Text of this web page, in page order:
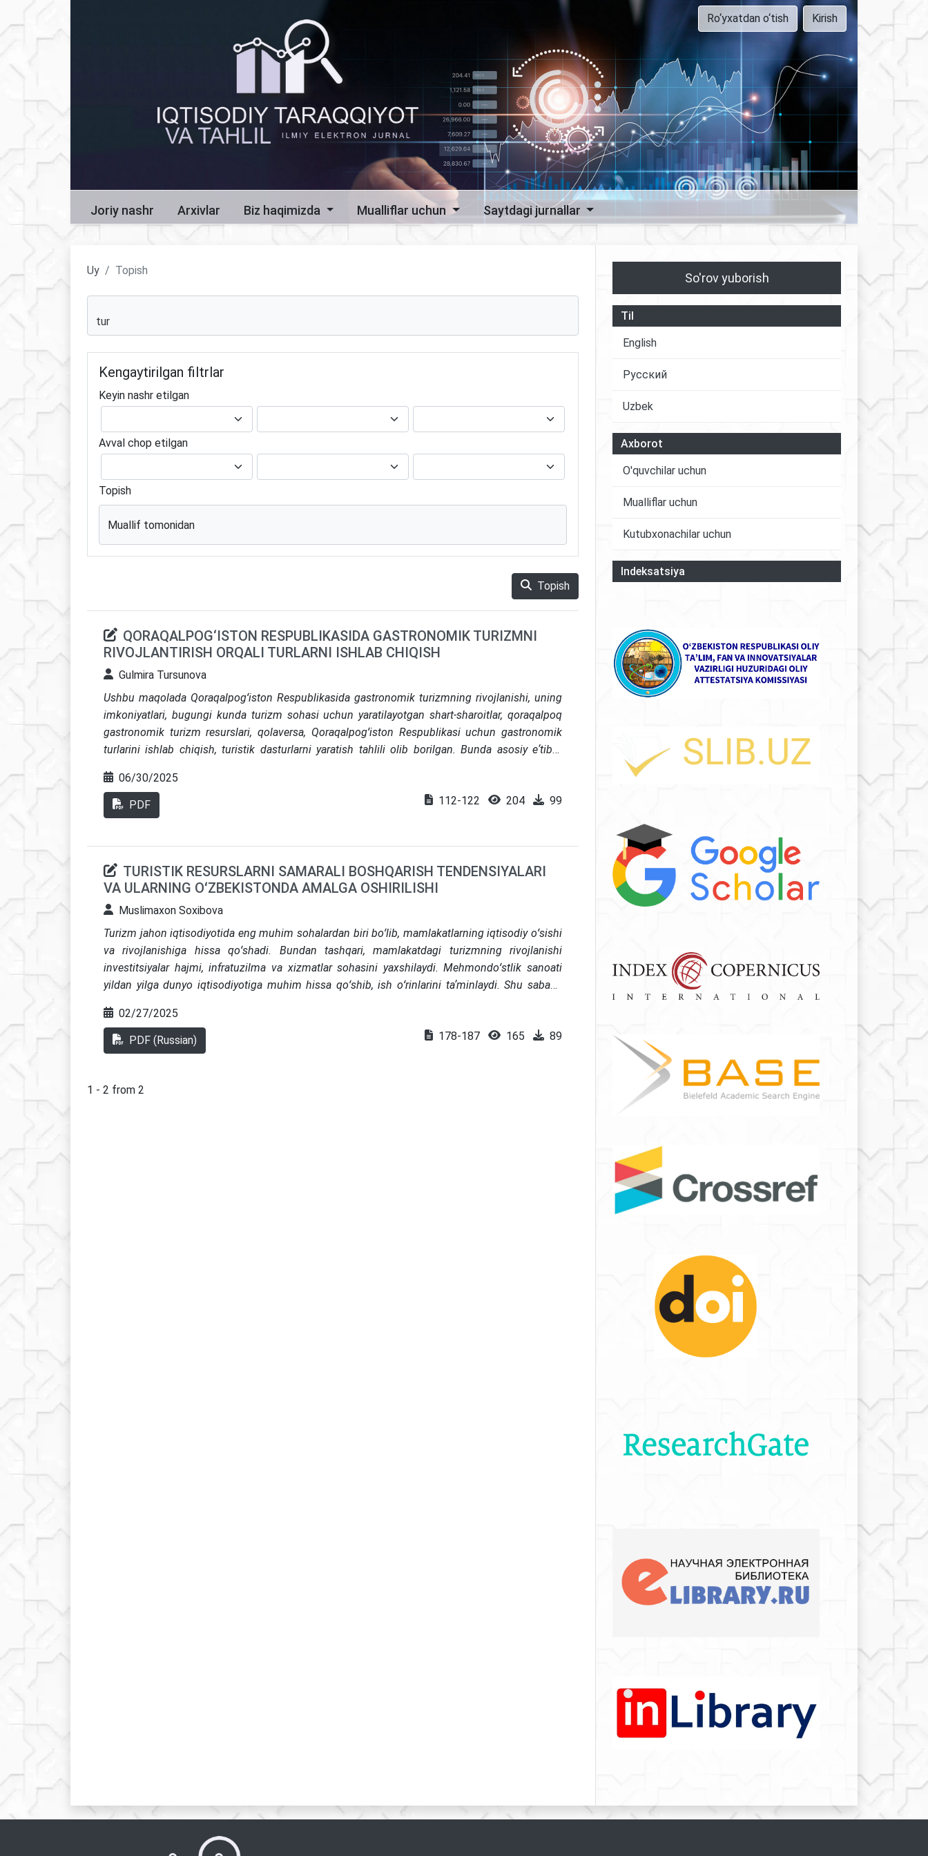
Ro‘yxatdan o‘tish Kirish
Joriy nashr Arxivlar Biz haqimizda Mualliflar uchun Saytdagi jurnallar
Uy Topish
Kengaytirilgan filtrlar
Keyin nashr etilgan
Avval chop etilgan
Topish
Muallif tomonidan
Topish
QORAQALPOG‘ISTON RESPUBLIKASIDA GASTRONOMIK TURIZMNI
RIVOJLANTIRISH ORQALI TURLARNI ISHLAB CHIQISH
Gulmira Tursunova
Ushbu maqolada Qoraqalpogʻiston Respublikasida gastronomik turizmning rivojlanishi, uning
imkoniyatlari, bugungi kunda turizm sohasi uchun yaratilayotgan shart-sharoitlar, qoraqalpoq
gastronomik turizm resurslari, qolaversa, Qoraqalpogʻiston Respublikasi uchun gastronomik
turlarini ishlab chiqish, turistik dasturlarni yaratish tahlili olib borilgan. Bunda asosiy eʼtibor
dasturlariga kiritish, turistlarni jalb qilish kabilar keltirib oʻtilgan. Bundan tashqari, qoraqalpoq
gastronomik turizmining rivojlanishiga taʼsir etuvchi omillar hamda baʼzi tavsiyalar mushohada
qilingan. Shuningdek, muallif tomonidan izlanishlar asosida “Qalʼalar saltanati –
06/30/2025
PDF 112-122 204 99
TURISTIK RESURSLARNI SAMARALI BOSHQARISH TENDENSIYALARI
VA ULARNING OʻZBEKISTONDA AMALGA OSHIRILISHI
Muslimaxon Soxibova
Turizm jahon iqtisodiyotida eng muhim sohalardan biri boʻlib, mamlakatlarning iqtisodiy oʻsishi
va rivojlanishiga hissa qoʻshadi. Bundan tashqari, mamlakatdagi turizmning rivojlanishi
investitsiyalar hajmi, infratuzilma va xizmatlar sohasini yaxshilaydi. Mehmondoʻstlik sanoati
yildan yilga dunyo iqtisodiyotiga muhim hissa qoʻshib, ish oʻrinlarini taʼminlaydi. Shu sababli
kunda Oʻzbekistonda ushbu sohani yaxshilashga alohida eʼtibor qaratilmoqda. Shuning uchun
turizmni boshqarish tendensiyalarini oʻrganish va istiqbolli yoʻnalishlarni aniqlash muhimdir.
Ushbu maqolada jahon iqtisodiyotida turistik resurslarni boshqarish tendensiyalari, shuningdek,
02/27/2025
PDF (Russian) 178-187 165 89
1 - 2 from 2
So'rov yuborish
Til
English
Русский
Uzbek
Axborot
O'quvchilar uchun
Mualliflar uchun
Kutubxonachilar uchun
Indeksatsiya